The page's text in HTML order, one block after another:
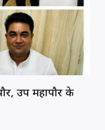
उप महापौर के